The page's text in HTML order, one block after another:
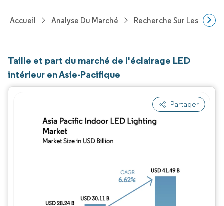
Accueil Analyse Du Marché Recherche Sur Les
Taille et part du marché de l'éclairage LED
intérieur en Asie-Pacifique
Partager